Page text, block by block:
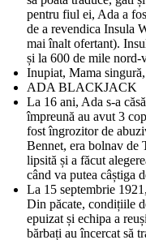
pentru fiul ei, Ada a
de a revendica Insula
mai înalt ofertant).
și la 600 de mile nord-
Inupiat, Mama
ADA BLACKJACK
La 16 ani, Ada s-a
împreună au avut 3
fost îngrozitor de
Bennet, era bolnav de
lipsită și a făcut
când va putea câștiga
La 15 septembrie
Din păcate, condițiile
epuizat și echipa a
bărbați au încercat să